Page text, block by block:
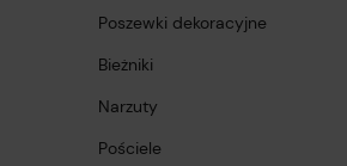
Poszewki dekoracyjne
Bieżniki
Narzuty
Pościele